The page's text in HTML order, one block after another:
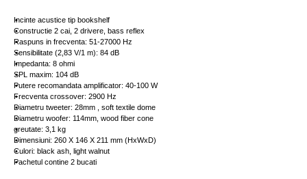
Incinte acustice tip bookshelf
Constructie 2 cai, 2 drivere, bass reflex
Raspuns in frecventa: 51-27000 Hz
Sensibilitate (2,83 V/1 m): 84 dB
Impedanta: 8 ohmi
SPL maxim: 104 dB
Putere recomandata amplificator: 40-100 W
Frecventa crossover: 2900 Hz
Diametru tweeter: 28mm , soft textile dome
Diametru woofer: 114mm, wood fiber cone
greutate: 3,1 kg
Dimensiuni: 260 X 146 X 211 mm (HxWxD)
Culori: black ash, light walnut
Pachetul contine 2 bucati